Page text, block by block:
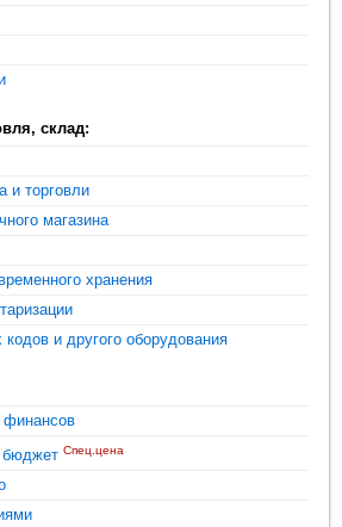
склад:
и торговли
магазина
хранения
и другого оборудования
финансов
бюджет Спец.цена